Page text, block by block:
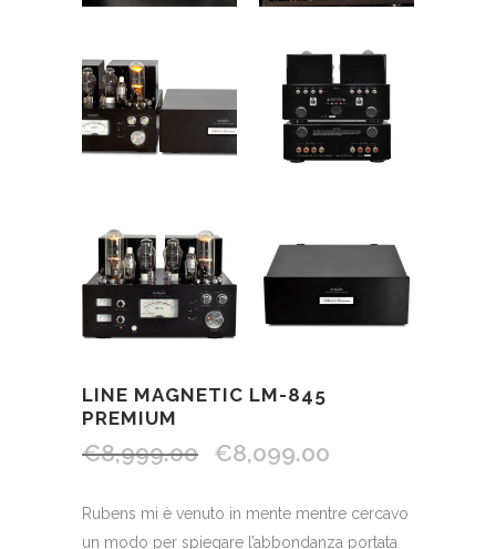
LINE MAGNETIC LM-845
PREMIUM
€8,999.00 €8,099.00
Rubens mi è venuto in mente mentre cercavo
un modo per spiegare l’abbondanza portata